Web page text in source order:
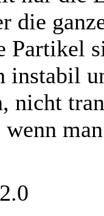
die
Partikel
instabil
nicht